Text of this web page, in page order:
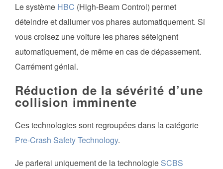
Le système HBC (High-Beam Control) permet
déteindre et dallumer vos phares automatiquement. Si
vous croisez une voiture les phares séteignent
automatiquement, de même en cas de dépassement.
Carrément génial.
Réduction de la sévérité d’une
collision imminente
Ces technologies sont regroupées dans la catégorie
Pre-Crash Safety Technology.
Je parlerai uniquement de la technologie SCBS